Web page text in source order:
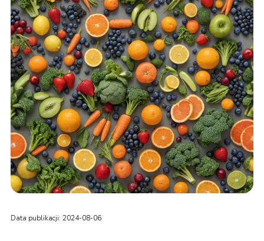
Data publikacji: 2024-08-06